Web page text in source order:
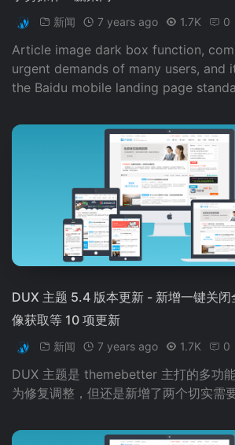
新闻 7 years ago 1.7K 0
Article image dark box function,
urgent demands of many users, and
the Baidu mobile landing page
DUX 主题 5.4 版本更新 - 新增一键关
像获取等 10 项更新
新闻 7 years ago 1.7K 0
DUX 主题是 themebetter 主打的多功
为修复调整，但还是新增了两个切实需要